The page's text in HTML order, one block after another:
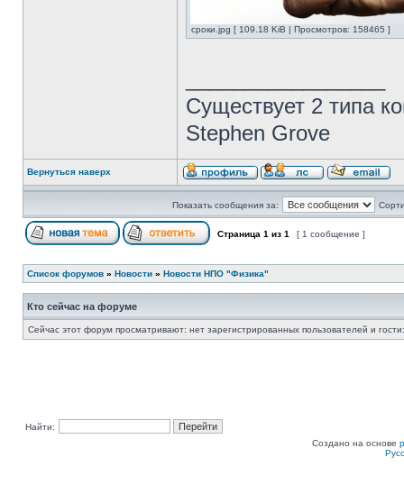
сроки.jpg [ 109.18 KiB | Просмотров: 158465 ]
Существует 2 типа
Stephen Grove
Вернуться наверх
Показать сообщения за:
Страница 1 из 1 [ 1 сообщение ]
Список форумов » Новости » Новости НПО "Физика"
Кто сейчас на форуме
Сейчас этот форум просматривают: нет зарегистрированных пользователей и
Найти:
Создано на основе